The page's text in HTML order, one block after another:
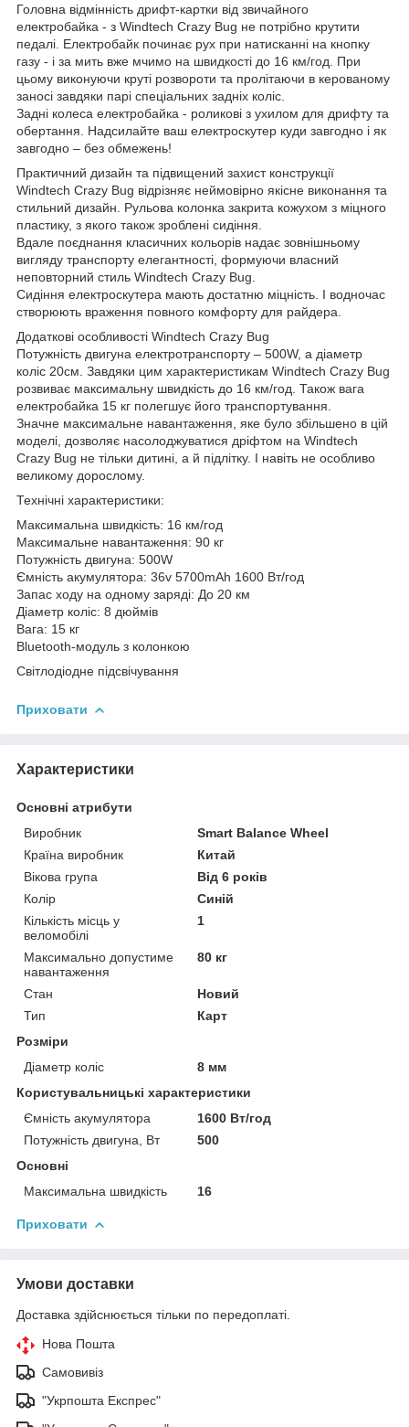
Головна відмінність дрифт-картки від звичайного
електробайка - з Windtech Crazy Bug не потрібно крутити
педалі. Електробайк починає рух при натисканні на кнопку
газу - і за мить вже мчимо на швидкості до 16 км/год. При
цьому виконуючи круті розвороти та пролітаючи в керованому
заносі завдяки парі спеціальних задніх коліс.
Задні колеса електробайка - роликові з ухилом для дрифту та
обертання. Надсилайте ваш електроскутер куди завгодно і як
завгодно – без обмежень!
Практичний дизайн та підвищений захист конструкції
Windtech Crazy Bug відрізняє неймовірно якісне виконання та
стильний дизайн. Рульова колонка закрита кожухом з міцного
пластику, з якого також зроблені сидіння.
Вдале поєднання класичних кольорів надає зовнішньому
вигляду транспорту елегантності, формуючи власний
неповторний стиль Windtech Crazy Bug.
Сидіння електроскутера мають достатню міцність. І водночас
створюють враження повного комфорту для райдера.
Додаткові особливості Windtech Crazy Bug
Потужність двигуна електротранспорту – 500W, а діаметр
коліс 20см. Завдяки цим характеристикам Windtech Crazy Bug
розвиває максимальну швидкість до 16 км/год. Також вага
електробайка 15 кг полегшує його транспортування.
Значне максимальне навантаження, яке було збільшено в цій
моделі, дозволяє насолоджуватися дріфтом на Windtech
Crazy Bug не тільки дитині, а й підлітку. І навіть не особливо
великому дорослому.
Технічні характеристики:
Максимальна швидкість: 16 км/год
Максимальне навантаження: 90 кг
Потужність двигуна: 500W
Ємність акумулятора: 36v 5700mAh 1600 Вт/год
Запас ходу на одному заряді: До 20 км
Діаметр коліс: 8 дюймів
Вага: 15 кг
Bluetooth-модуль з колонкою
Світлодіодне підсвічування
Приховати
Характеристики
Основні атрибути
Виробник
Smart Balance Wheel
Країна виробник
Китай
Вікова група
Від 6 років
Колір
Синій
Кількість місць у
веломобілі
1
Максимально допустиме
навантаження
80 кг
Стан
Новий
Тип
Карт
Розміри
Діаметр коліс
8 мм
Користувальницькі характеристики
Ємність акумулятора
1600 Вт/год
Потужність двигуна, Вт
500
Основні
Максимальна швидкість
16
Приховати
Умови доставки
Доставка здійснюється тільки по передоплаті.
Нова Пошта
Самовивіз
"Укрпошта Експрес"